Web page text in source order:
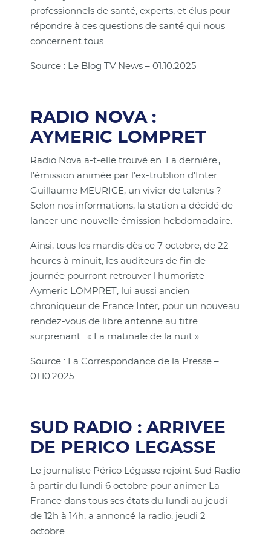
professionnels de santé, experts, et élus pour
répondre à ces questions de santé qui nous
concernent tous.
Source : Le Blog TV News – 01.10.2025
RADIO NOVA :
AYMERIC LOMPRET
Radio Nova a-t-elle trouvé en 'La dernière',
l'émission animée par l'ex-trublion d'Inter
Guillaume MEURICE, un vivier de talents ?
Selon nos informations, la station a décidé de
lancer une nouvelle émission hebdomadaire.
Ainsi, tous les mardis dès ce 7 octobre, de 22
heures à minuit, les auditeurs de fin de
journée pourront retrouver l'humoriste
Aymeric LOMPRET, lui aussi ancien
chroniqueur de France Inter, pour un nouveau
rendez-vous de libre antenne au titre
surprenant : « La matinale de la nuit ».
Source : La Correspondance de la Presse –
01.10.2025
SUD RADIO : ARRIVEE
DE PERICO LEGASSE
Le journaliste Périco Légasse rejoint Sud Radio
à partir du lundi 6 octobre pour animer La
France dans tous ses états du lundi au jeudi
de 12h à 14h, a annoncé la radio, jeudi 2
octobre.